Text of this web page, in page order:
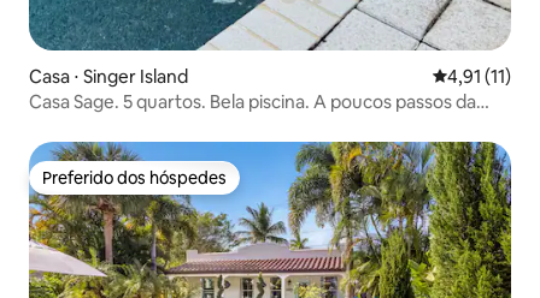
Casa ⋅ Singer Island 4,91 de uma
4,91 (11)
Casa Sage. 5 quartos. Bela piscina. A poucos passos da
Preferido dos hóspedes
Preferido dos hóspedes